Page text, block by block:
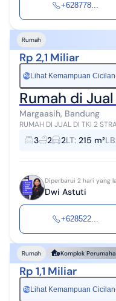
+628778...
Rumah
Rp 2,1 Miliar
RpLihat Kemampuan
Rumah di
Margaasih, Bandung
RUMAH DI JUAL DI TKI 2 STRATEGIS LT 215 M LB 150 M KM.TIDUR 3 KM.
MANDI 2 DAPUR GARASI 2
ikan SHM Harga 2,1...
3 2 2LT: 215 m²LB
Diperbarui 2 hari yang
Dwi Astuti
+628522...
Rumah Komplek
Rp 1,1 Miliar
RpLihat Kemampuan